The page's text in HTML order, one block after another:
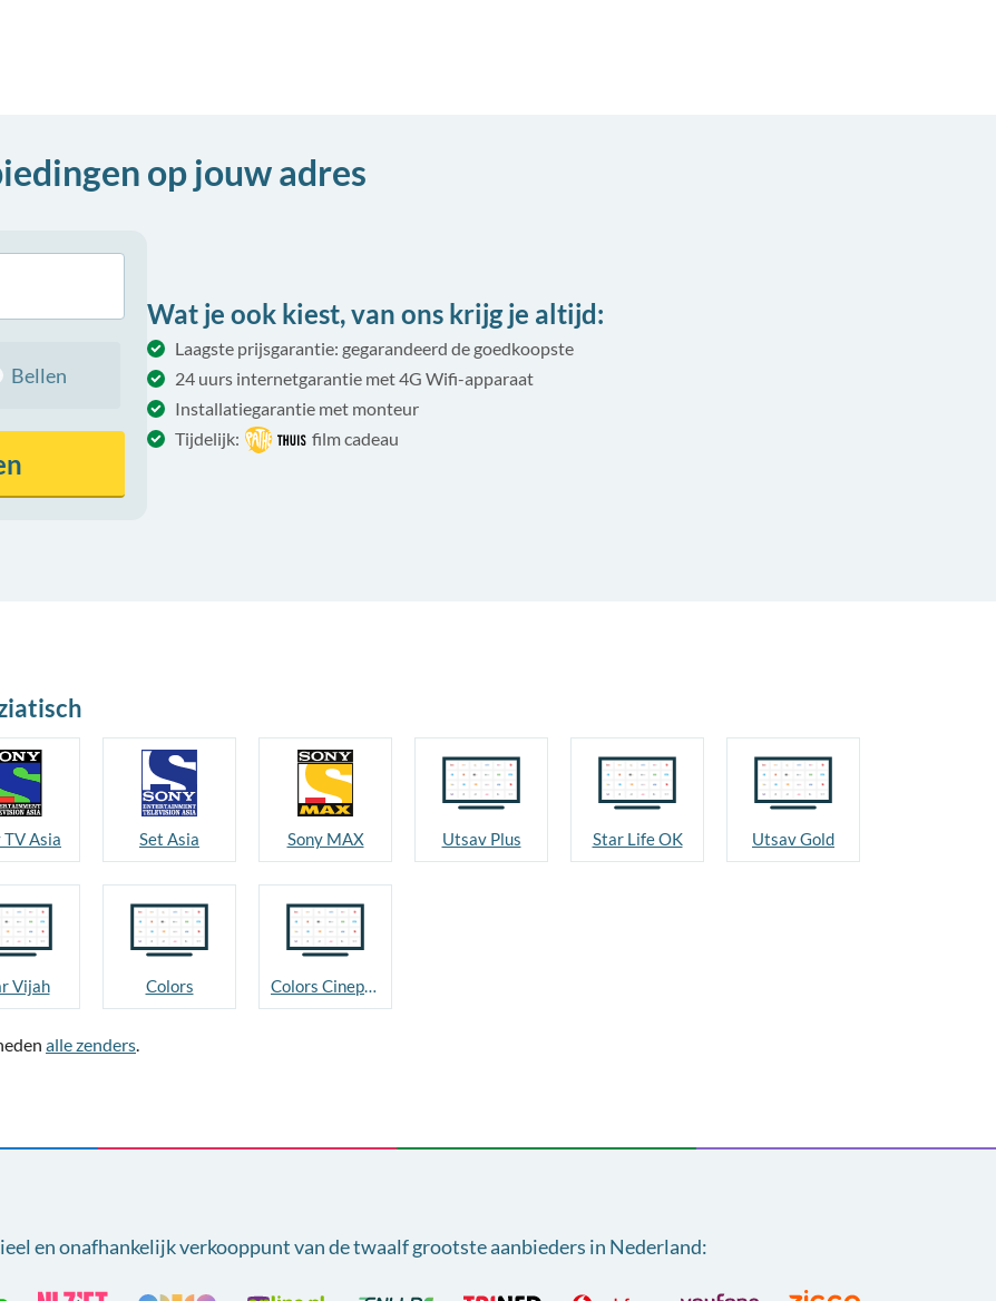
op jouw adres
Bellen
Wat je ook kiest, van ons krijg je altijd:
Laagste prijsgarantie: gegarandeerd de goedkoopste
24 uurs internetgarantie met 4G Wifi-apparaat
Installatiegarantie met monteur
Tijdelijk:
film cadeau
TV Asia Set Asia Sony MAX Utsav Plus Star Life OK Utsav Gold
Vijah Colors Colors Cineplex
alle zenders.
en onafhankelijk verkooppunt vande twaalf grootste aanbieders in Nederland: